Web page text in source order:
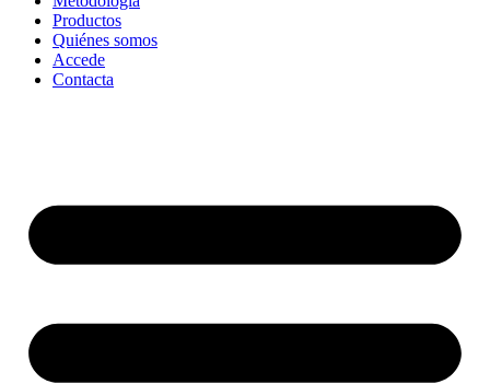
Productos
Quiénes somos
Accede
Contacta